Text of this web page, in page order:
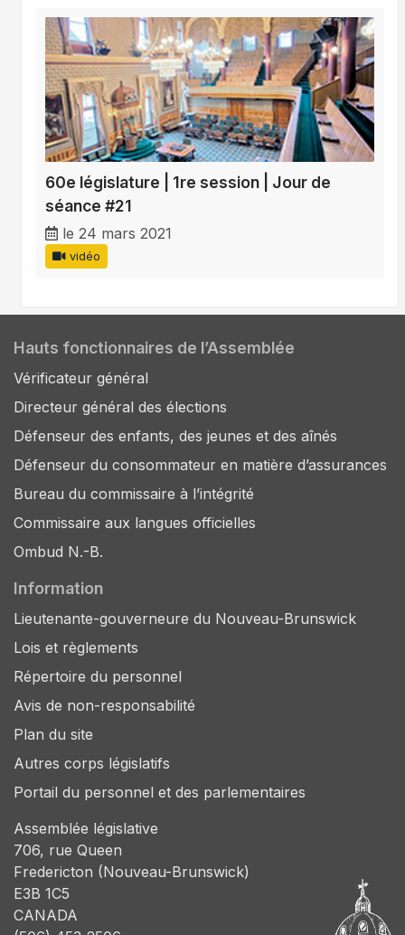
60e législature | 1re session | Jour de
séance #21
le 24 mars 2021
vidéo
Hauts fonctionnaires de l’Assemblée
Vérificateur général
Directeur général des élections
Défenseur des enfants, des jeunes et des aînés
Défenseur du consommateur en matière d’assurances
Bureau du commissaire à l’intégrité
Commissaire aux langues officielles
Ombud N.-B.
Information
Lieutenante-gouverneure du Nouveau-Brunswick
Lois et règlements
Répertoire du personnel
Avis de non-responsabilité
Plan du site
Autres corps législatifs
Portail du personnel et des parlementaires
Assemblée législative
706, rue Queen
Fredericton (Nouveau-Brunswick)
E3B 1C5
CANADA